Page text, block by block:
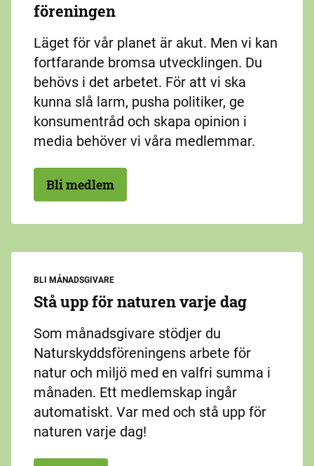
föreningen
Läget för vår planet är akut. Men vi kan
fortfarande bromsa utvecklingen. Du
behövs i det arbetet. För att vi ska
kunna slå larm, pusha politiker, ge
konsumentråd och skapa opinion i
media behöver vi våra medlemmar.
Bli medlem
BLI MÅNADSGIVARE
Stå upp för naturen varje dag
Som månadsgivare stödjer du
Naturskyddsföreningens arbete för
natur och miljö med en valfri summa i
månaden. Ett medlemskap ingår
automatiskt. Var med och stå upp för
naturen varje dag!